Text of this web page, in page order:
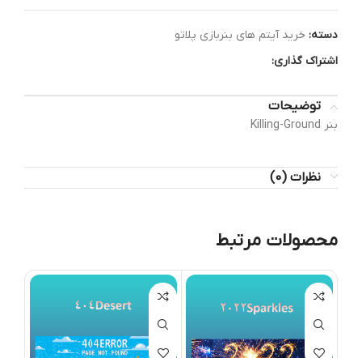
دسته: خرید آیتم های بنربازی پلاتو
اشتراک گذاری:
توضیحات
بنر Killing-Ground
نظرات (0)
محصولات مرتبط